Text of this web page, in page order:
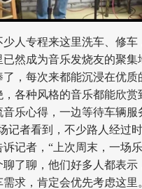
专程来这里洗车、修车
已然成为音乐发烧友的聚
了，每次来都能沉浸在优
，各种风格的音乐都能欣
音乐心得，一边等待车辆
记者看到，不少路人经过
记者，“上次周末，一场
聊了聊，他们好多人都表
求，肯定会优先考虑这里